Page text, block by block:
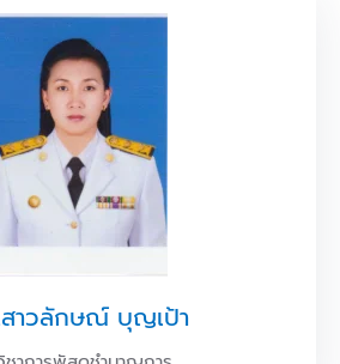
สาวลักษณ์ บุญเป้า